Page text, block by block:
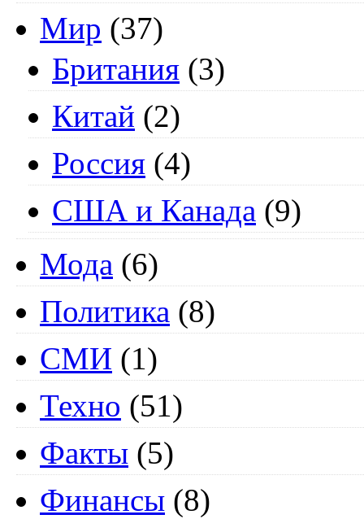
Мир (37)
Британия (3)
Китай (2)
Россия (4)
США и Канада (9)
Мода (6)
Политика (8)
СМИ (1)
Техно (51)
Факты (5)
Финансы (8)